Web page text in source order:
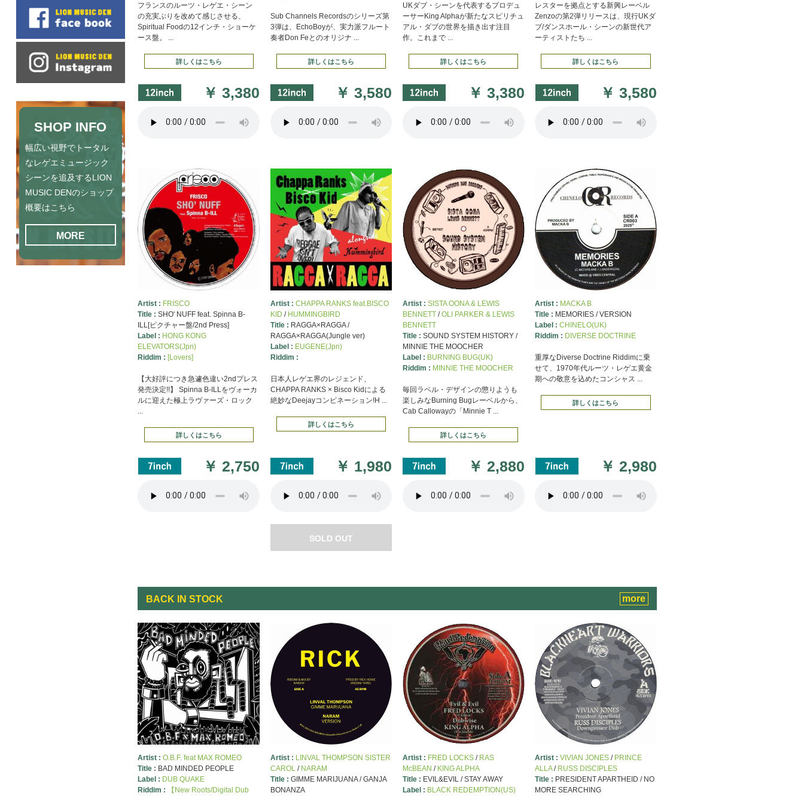
フランスのルーツ・レゲエ・シーン
の充実ぶりを改めて感じさせる、
Spiritual Foodの12インチ・ショーケ
ース盤。 ...
詳しくはこちら
￥3,380
Sub Channels Recordsのシリーズ第
3弾は、EchoBoyが、実力派フルート
奏者Don Feとのオリジナ ...
詳しくはこちら
￥3,580
UKダブ・シーンを代表するプロデュ
ーサーKing Alphaが新たなスピリチュ
アル・ダブの世界を描き出す注目
作。これまで ...
詳しくはこちら
￥ 3,380
レスターを拠点とする新興レーベル
Zenzoの第2弾リリースは、現行UKダ
ブ/ダンスホール・シーンの新世代ア
ーティストたち ...
詳しくはこちら
￥ 3,580
Artist : FRISCO
Title :SHO' NUFF feat. Spinna B-
ILL[ピクチャー盤/2nd Press]
Label : HONG KONG
ELEVATORS(Jpn)
Riddim :[Lovers]
【大好評につき急遽色違い2ndプレス
発売決定!!】 Spinna B-ILLをヴォーカ
ルに迎えた極上ラヴァーズ・ロック
...
詳しくはこちら
￥2,750
Artist : CHAPPA RANKS feat.BISCO
KID / HUMMINGBIRD
Title : RAGGA×RAGGA /
RAGGA×RAGGA(Jungle ver)
Label : EUGENE(Jpn)
Riddim :
日本人レゲエ界のレジェンド、
CHAPPA RANKS × Bisco Kidによる
絶妙なDeejayコンビネーション!H ...
詳しくはこちら
￥ 1,980
SOLD OUT
Artist : SISTA OONA & LEWIS
BENNETT/OLI PARKER & LEWIS
BENNETT
Title : SOUND SYSTEM HISTORY /
MINNIE THE MOOCHER
Label : BURNING BUG(UK)
Riddim : MINNIE THE MOOCHER
毎回ラベル・デザインの懲りようも
楽しみなBurning Bugレーベルから、
Cab Callowayの「Minnie T ...
詳しくはこちら
￥ 2,880
Artist : MACKA B
Title : MEMORIES / VERSION
Label : CHINELO(UK)
Riddim : DIVERSE DOCTRINE
重厚なDiverse Doctrine Riddimに乗
せて、1970年代ルーツ・レゲエ黄金
期への敬意を込めたコンシャス ...
詳しくはこちら
￥ 2,980
BACK IN STOCK more
Artist :O.B.F. feat MAX ROMEO
Title : BAD MINDED PEOPLE
Label : DUB QUAKE
Riddim :
【New Roots/Digital Dub
Artist : LINVAL THOMPSON SISTER
CAROL/ NARAM
Title : GIMME MARIJUANA / GANJA
BONANZA
Artist : FRED LOCKS/ RAS
McBEAN / KING ALPHA
Title : EVIL&EVIL / STAY AWAY
Label : BLACK REDEMPTION(US)
Artist : VIVIAN JONES/ PRINCE
ALLA/ RUSS DISCIPLES
Title : PRESIDENT APARTHEID / NO
MORE SEARCHING
SHOP INFO
幅広い視野でトータル
なレゲエミュージック
シーンを追及するLION
MUSIC DENのショップ
概要はこちら
MORE